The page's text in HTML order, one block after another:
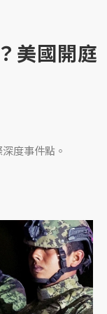
美國開庭
度事件點。